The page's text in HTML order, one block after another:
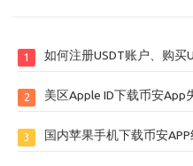
1 如何注册USDT账户、购买
2 美区Apple ID下载币安App
3 国内苹果手机下载币安